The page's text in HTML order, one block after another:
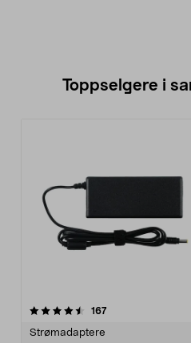
Toppselgere i
167anmeldelser
Strømadaptere
4.0 av 5 stjerner